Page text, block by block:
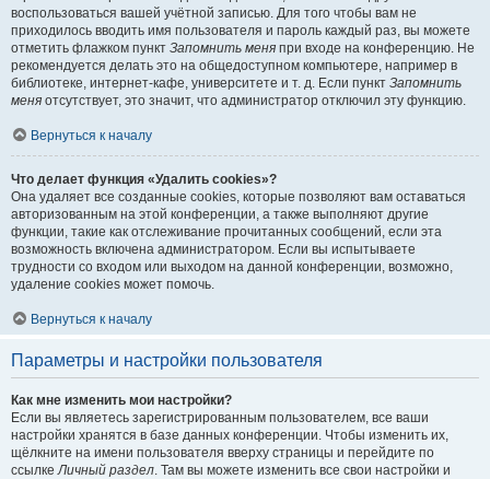
воспользоваться вашей учётной записью. Для того чтобы вам не
приходилось вводить имя пользователя и пароль каждый раз, вы можете
отметить флажком пункт Запомнить меня при входе на конференцию. Не
рекомендуется делать это на общедоступном компьютере, например в
библиотеке, интернет-кафе, университете и т. д. Если пункт Запомнить
меня отсутствует, это значит, что администратор отключил эту функцию.
Вернуться к началу
Что делает функция «Удалить cookies»?
Она удаляет все созданные cookies, которые позволяют вам оставаться
авторизованным на этой конференции, а также выполняют другие
функции, такие как отслеживание прочитанных сообщений, если эта
возможность включена администратором. Если вы испытываете
трудности со входом или выходом на данной конференции, возможно,
удаление cookies может помочь.
Вернуться к началу
Параметры и настройки пользователя
Как мне изменить мои настройки?
Если вы являетесь зарегистрированным пользователем, все ваши
настройки хранятся в базе данных конференции. Чтобы изменить их,
щёлкните на имени пользователя вверху страницы и перейдите по
ссылкеЛичный раздел. Там вы можете изменить все свои настройки и